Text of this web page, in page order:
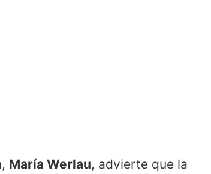
María Werlau, advierte que la